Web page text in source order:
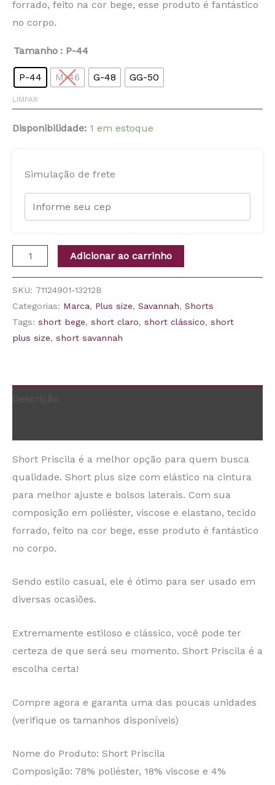
forrado, feito na cor bege, esse produto é fantástico
no corpo.
Tamanho : P-44
P-44 M-46 G-48 GG-50
LIMPAR
Disponibilidade: 1 em estoque
Simulação de frete
Adicionar ao carrinho
SKU: 71124901-13212B
Categorias: Marca, Plus size, Savannah, Shorts
Tags: short bege, short claro, short clássico, short
plus size, short savannah
Short Priscila é a melhor opção para quem busca
qualidade. Short plus size com elástico na cintura
para melhor ajuste e bolsos laterais. Com sua
composição em poliéster, viscose e elastano, tecido
forrado, feito na cor bege, esse produto é fantástico
no corpo.
Sendo estilo casual, ele é ótimo para ser usado em
diversas ocasiões.
Extremamente estiloso e clássico, você pode ter
certeza de que será seu momento. Short Priscila é a
escolha certa!
Compre agora e garanta uma das poucas unidades
(verifique os tamanhos disponíveis)
Nome do Produto: Short Priscila
Composição: 78% poliéster, 18% viscose e 4%